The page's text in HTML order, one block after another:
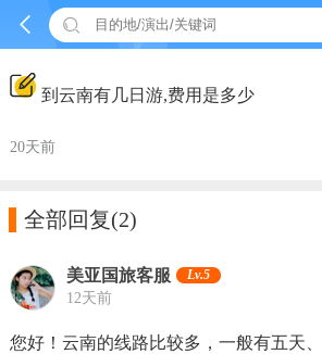
 
到云南有几日游,费用是多少
20天前
全部回复(2)
美亚国旅客服 Lv.5
12天前
您好！云南的线路比较多，一般有五天